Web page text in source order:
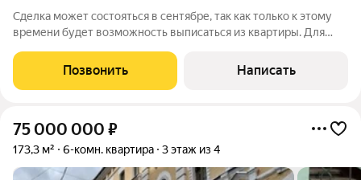
Сделка может состояться в сентябре, так как только к этому
времени будет возможность выписаться из квартиры. Для
время. Светлая квартира площадью 64 м в одной из 7
знаменитых сталинских высоток
Позвонить Написать
75 000 000 ₽
173,3 м² 6-комн. квартира 3 этаж из 4